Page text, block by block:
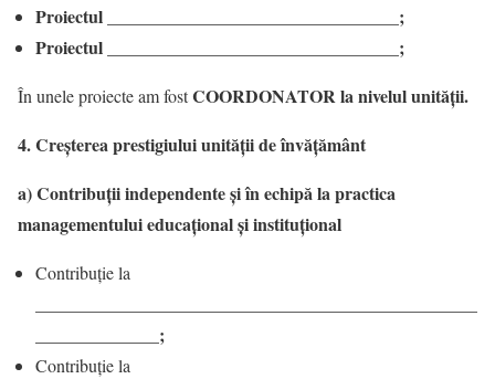
Proiectul _________________________________;
Proiectul _________________________________;
În unele proiecte am fostCOORDONATOR la nivelul unității.
4. Creșterea prestigiului unității de învățământ
a) Contribuții independente şi în echipă la practica
managementului educațional și instituțional
Contribuție la
______________;
Contribuție la